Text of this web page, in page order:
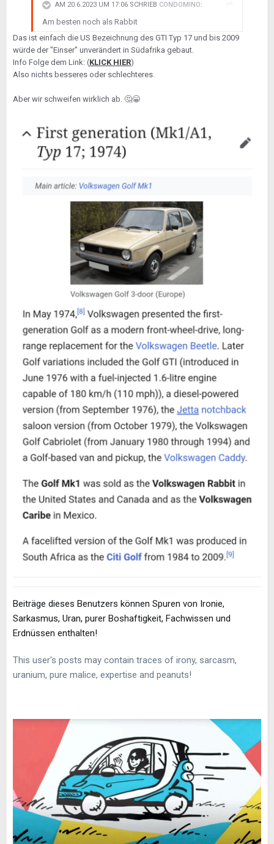
AM 20.6.2023 UM 17:06 SCHRIEB CONDOMINO:
Am besten noch als Rabbit
Das ist einfach die US Bezeichnung des GTI Typ 17 und bis 2009
würde der "Einser" unverändert in Südafrika gebaut.
Info Folge dem Link: (KLICK HIER)
Also nichts besseres oder schlechteres.
Aber wir schweifen wirklich ab. 🤔😁
Beiträge dieses Benutzers können Spuren von Ironie,
Sarkasmus, Uran, purer Boshaftigkeit, Fachwissen und
Erdnüssen enthalten!
This user's posts may contain traces of irony, sarcasm,
uranium, pure malice, expertise and peanuts!